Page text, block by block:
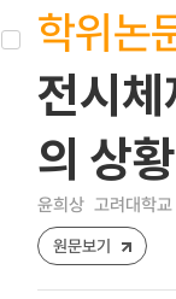
학위논
전시
의 상
윤희상 고려대학
원문보기